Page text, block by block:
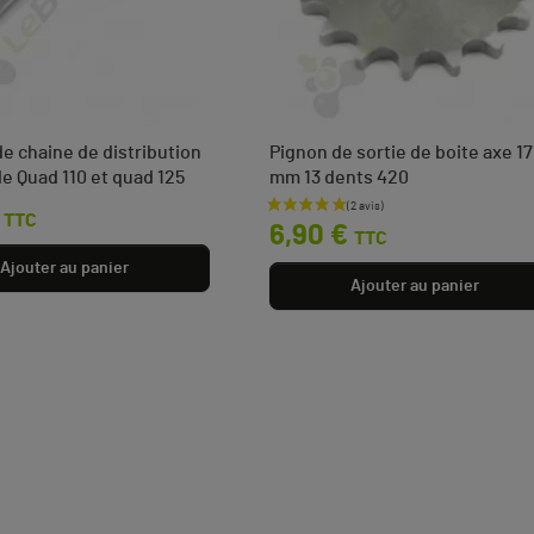
chaine de distribution
Quad 110 et quad 125
TTC
Ajouter au panier
Pignon de sortie de boite axe 17
mm 13 dents 420
Prix
6,90 € TTC
Ajouter au panier